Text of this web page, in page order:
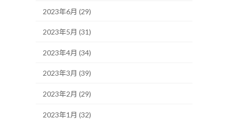
2023年6月 (29)
2023年5月 (31)
2023年4月 (34)
2023年3月 (39)
2023年2月 (29)
2023年1月 (32)